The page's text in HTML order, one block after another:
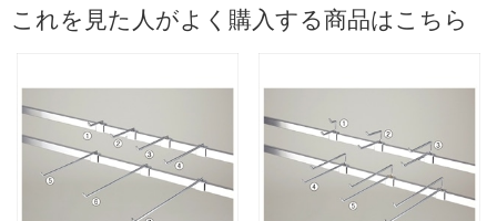
これを見た人がよく購入する商品はこちら